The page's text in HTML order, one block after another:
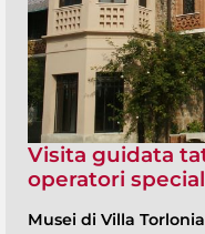
Visita guidata
operatori
Musei di Villa Torlonia